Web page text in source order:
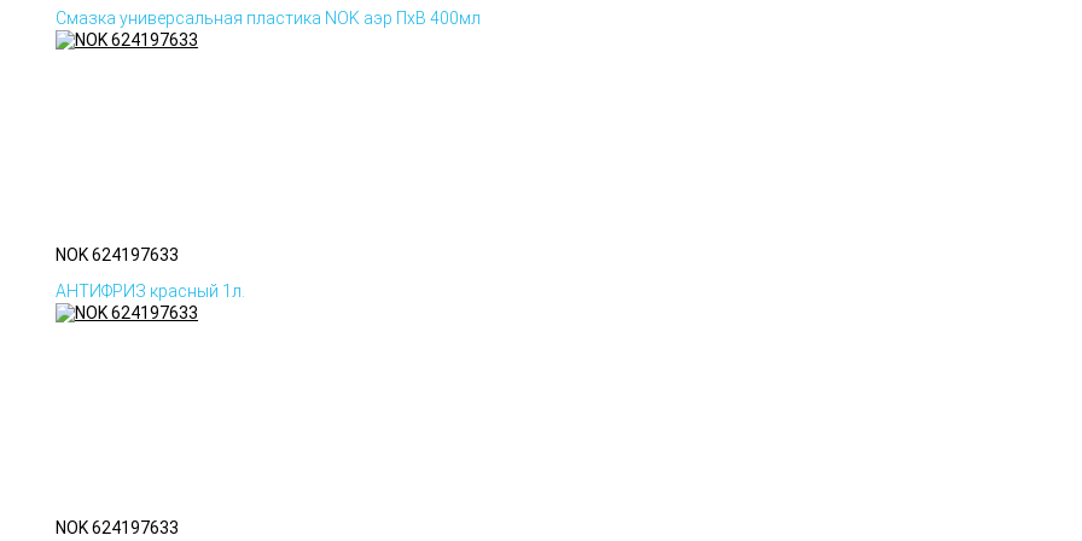
Смазка универсальная пластика NOK аэр ПхВ 400мл
NOK 624197633
АНТИФРИЗ красный 1л.
NOK 624197633